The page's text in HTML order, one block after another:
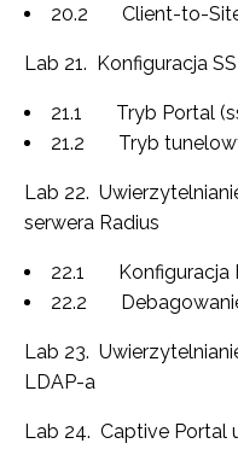
20.2 Client-to-Site
Lab 21. Konfiguracja
21.1 Tryb Portal
21.2 Tryb
Lab 22.
serwera Radius
22.1 Konfiguracja
22.2
Lab 23.
LDAP-a
Lab 24. Captive Portal